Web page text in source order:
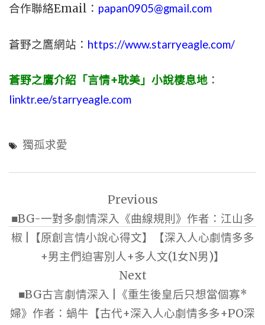
合作聯絡Email： papan0905@gmail.com
蒼野之鷹網站： https://www.starryeagle.com/
蒼野之鷹介紹「言情+耽美」小說棲息地 ：
linktr.ee/starryeagle.com
獨孤求愛
導
覽
Previous
■BG-一對多劇情深入《曲線規則》作者：江山多
椒 |【原創言情小說心得文】【深入人心劇情多多
+男主們迫害別人+多人文(1女N男)】
Next
■BG古言劇情深入 |《重生後皇后只想當個寡*
婦》作者：蝸牛【古代+深入人心劇情多多+PO深